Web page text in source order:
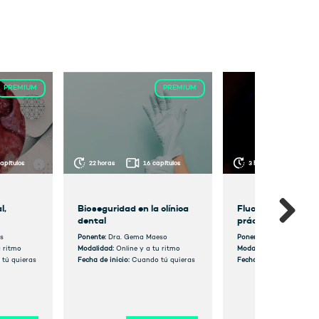
PREMIUM
ritmo
tú quieras
PREMIUM
22 horas 16 capítulos
Bioseguridad en la clínica
dental
Ponente: Dra. Gema Maeso
Modalidad:Online y a tu ritmo
Fecha de inicio:Cuando tú quieras
3 horas
Fluorescencia en
práctica clínica
Ponente:
Modalidad:
Fecha de inicio: